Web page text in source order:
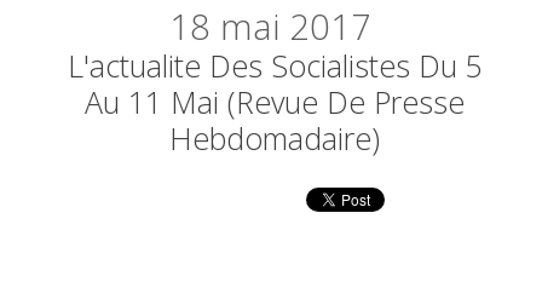
18 mai 2017
L'actualite Des Socialistes Du 5
Au 11 Mai (revue De Presse
Hebdomadaire)